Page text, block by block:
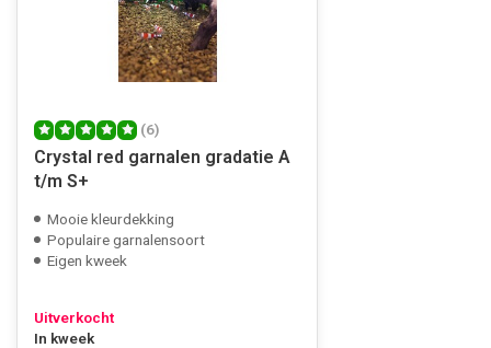
(6)
Crystal red garnalen gradatie A
t/m S+
Mooie kleurdekking
Populaire garnalensoort
Eigen kweek
Uitverkocht
In kweek